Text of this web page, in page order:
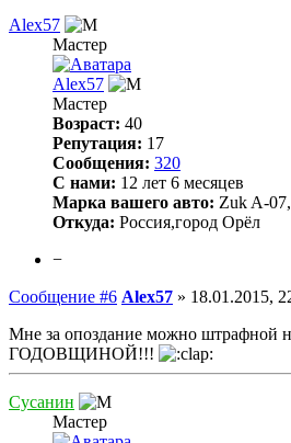
Alex57
Мастер
Alex57
Мастер
Возраст: 40
Репутация: 17
Сообщения: 320
С нами: 12 лет 6 месяцев
Марка вашего авто: Zuk A-
Откуда: Россия,город Орёл
−
Сообщение #6 Alex57 » 18.01.2015,
Мне за опоздание можно штрафной
ГОДОВЩИНОЙ!!!
Сусанин
Мастер